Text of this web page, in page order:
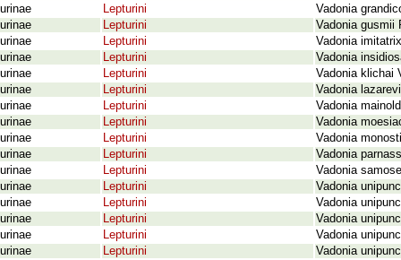
Lepturini
Vadonia
Lepturini
Vadonia gusmii
Lepturini
Vadonia
Lepturini
Vadonia
Lepturini
Vadonia klichai
Lepturini
Vadonia
Lepturini
Vadonia
Lepturini
Vadonia
Lepturini
Vadonia
Lepturini
Vadonia
Lepturini
Vadonia
Lepturini
Vadonia
Lepturini
Vadonia
Lepturini
Vadonia
Lepturini
Vadonia
Lepturini
Vadonia